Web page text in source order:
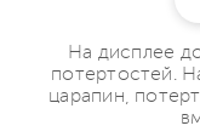
На дисплее
потертостей.
царапин,